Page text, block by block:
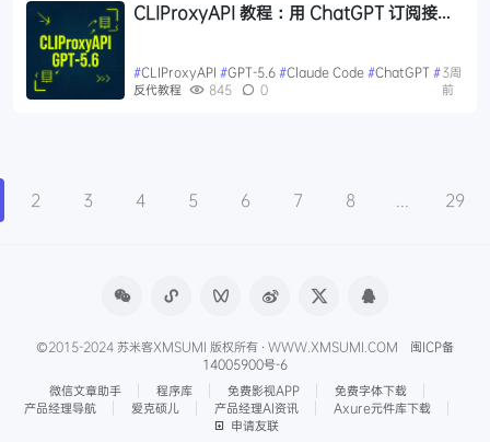
CLIProxyAPI 教程：用 ChatGPT 订阅接入
#CLIProxyAPI #GPT-5.6 #Claude Code #ChatGPT #
反代教程
845 0
3周
前
2 3 4 5 6 7 8 29
©2015-2024 苏米客XMSUMI 版权所有 · WWW.XMSUMI.COM 闽ICP备
14005900号-6
微信文章助手
程序库 免费影视APP
免费字体下载
产品经理导航
爱克硕儿 产品经理AI资讯
Axure元件库下载
申请友联